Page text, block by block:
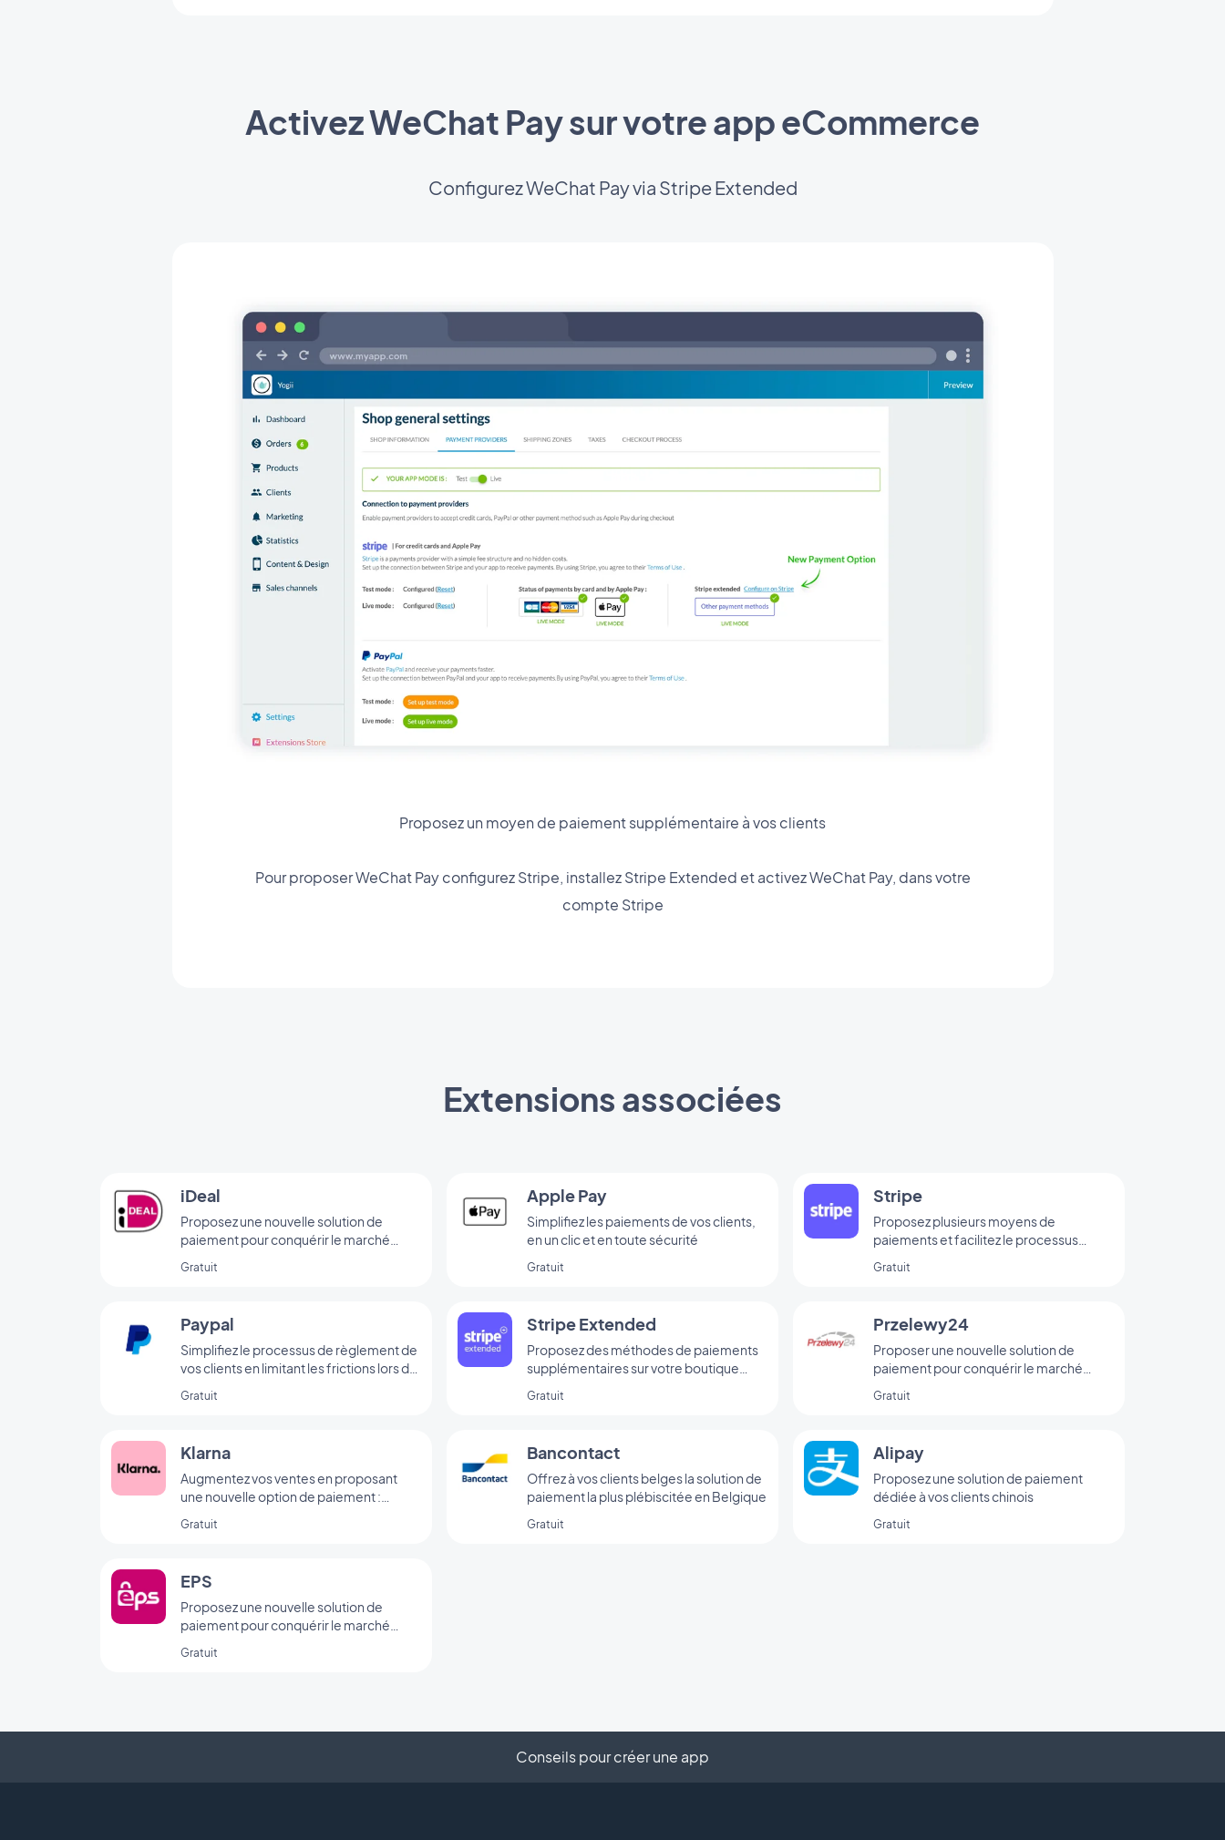
Activez WeChat Pay sur votre app eCommerce
Configurez WeChat Pay via Stripe Extended
Proposez un moyen de paiement supplémentaire à vos clients
Pour proposer WeChat Pay configurez Stripe, installez Stripe Extended et activez WeChat Pay, dans votre
compte Stripe
Extensions associées
iDeal
Proposez une nouvelle solution de
paiement pour conquérir le marché
Gratuit
Apple Pay
Simplifiez les paiements de vos clients,
en un clic et en toute sécurité
Gratuit
Stripe
Proposez plusieurs moyens de
paiements et facilitez le processus
Gratuit
Paypal
Simplifiez le processus de règlement de
vos clients en limitant les frictions lors de
Gratuit
Stripe Extended
Proposez des méthodes de paiements
supplémentaires sur votre boutique
Gratuit
Przelewy24
Proposer une nouvelle solution de
paiement pour conquérir le marché
Gratuit
Klarna
Augmentez vos ventes en proposant
une nouvelle option de paiement :
Gratuit
Bancontact
Offrez à vos clients belges la solution de
paiement la plus plébiscitée en Belgique
Gratuit
Alipay
Proposez une solution de paiement
dédiée à vos clients chinois
Gratuit
EPS
Proposez une nouvelle solution de
paiement pour conquérir le marché
Gratuit
Conseils pour créer une app